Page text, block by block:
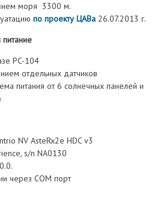
моря 3300 м.
по проекту ЦАВа 26.07.2013 г.
PC-104
отдельных датчиков
питания от 6 солнечных панелей и
NV AsteRx2e HDC v3
s/n NA0130
через COM порт